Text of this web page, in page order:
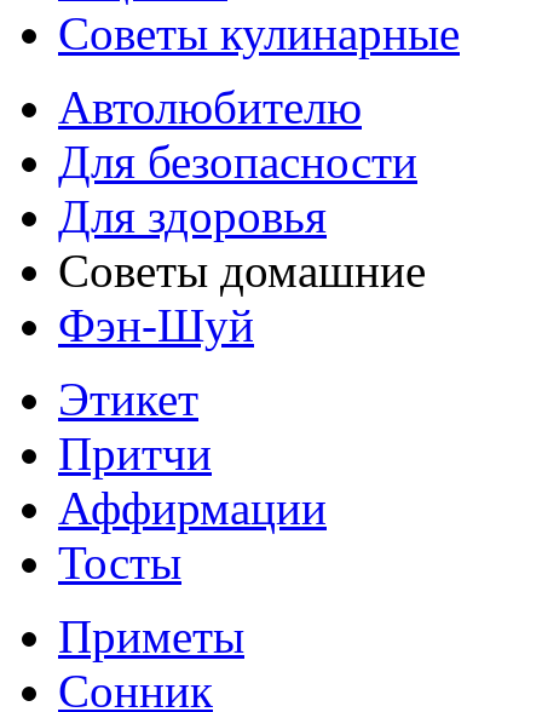
Советы кулинарные
Автолюбителю
Для безопасности
Для здоровья
Советы домашние
Фэн-Шуй
Этикет
Притчи
Аффирмации
Тосты
Приметы
Сонник